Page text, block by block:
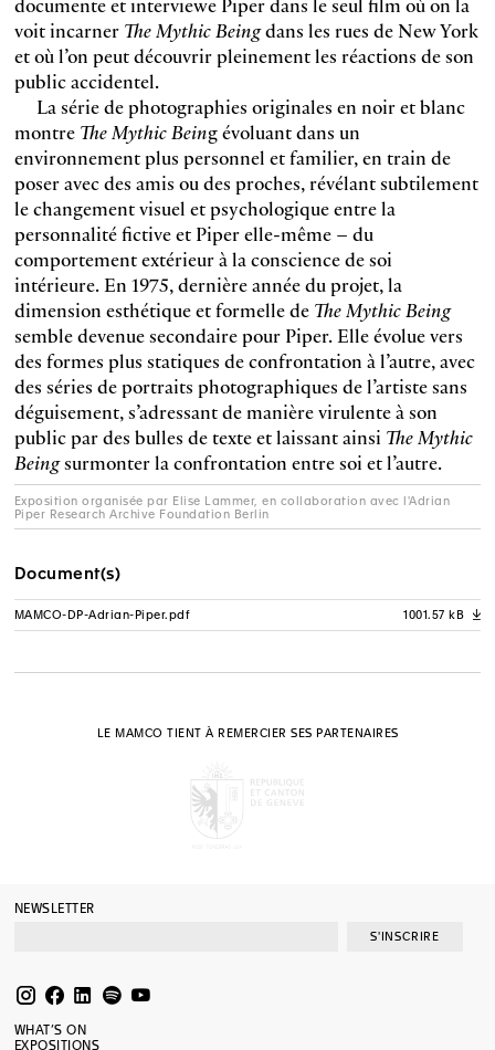
voit incarnerThe Mythic Beingdans les rues de New York
et où l’on peut découvrir pleinement les réactions de son
public accidentel.
La série de photographies originales en noir et blanc
montreThe Mythic Being évoluant dans un
environnement plus personnel et familier, en train de
poser avec des amis ou des proches, révélant subtilement
le changement visuel et psychologique entre la
personnalité fictive et Piper elle-même – du
comportement extérieur à la conscience de soi
intérieure. En 1975, dernière année du projet, la
dimension esthétique et formelle de The Mythic Being
semble devenue secondaire pour Piper. Elle évolue vers
des formes plus statiques de confrontation à l’autre, avec
des séries de portraits photographiques de l’artiste sans
déguisement, s’adressant de manière virulente à son
public par des bulles de texte et laissant ainsi The Mythic
Beingsurmonter la confrontation entre soi et l’autre.
Exposition organisée par Elise Lammer, en collaboration avec l'Adrian
Piper Research Archive Foundation Berlin
Document(s)
MAMCO-DP-Adrian-Piper.pdf A
1001.57 kB
LE MAMCO TIENT À REMERCIER SES PARTENAIRES
NEWSLETTER
S'INSCRIRE
WHAT’S ON
EXPOSITIONS